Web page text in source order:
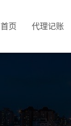
首页 代理记账